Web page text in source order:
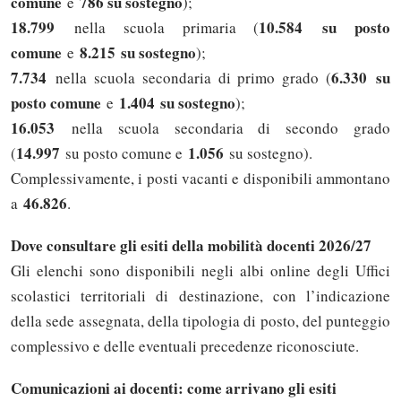
18.799 nella scuola primaria (10.584
su posto
comune e 8.215 su sostegno);
7.734 nella scuola secondaria di primo grado (6.330 su
posto comune e 1.404 su sostegno);
16.053 nella scuola secondaria di secondo grado
(14.997 su posto comune e 1.056 su sostegno).
Complessivamente, i posti vacanti e disponibili ammontano
a 46.826.
Dove consultare gli esiti della mobilità docenti 2026/27
Gli elenchi sono disponibili negli albi online degli Uffici
scolastici territoriali di destinazione, con l’indicazione
della sede assegnata, della tipologia di posto, del punteggio
complessivo e delle eventuali precedenze riconosciute.
Comunicazioni ai docenti: come arrivano gli esiti